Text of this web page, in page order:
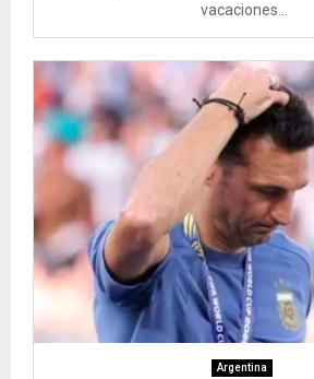
vacaciones...
Argentina